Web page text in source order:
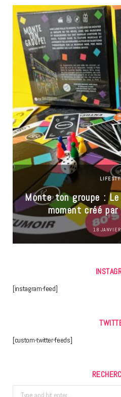
Monte ton groupe :
moment créé
18
[instagram-feed]
[custom-twitter-feeds]
Search